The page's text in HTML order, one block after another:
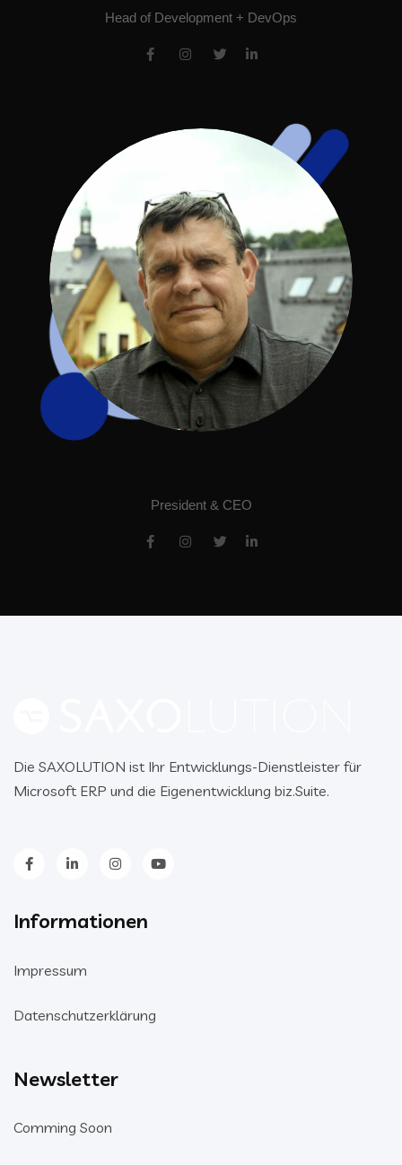
Head of Development + DevOps
President & CEO
Die SAXOLUTION ist Ihr Entwicklungs-Dienstleister für
Microsoft ERP und die Eigenentwicklung biz.Suite.
Informationen
Impressum
Datenschutzerklärung
Newsletter
Comming Soon